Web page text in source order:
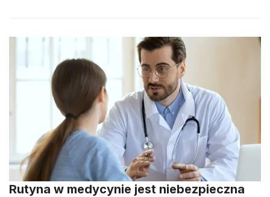
Rutyna w medycynie jest niebezpieczna